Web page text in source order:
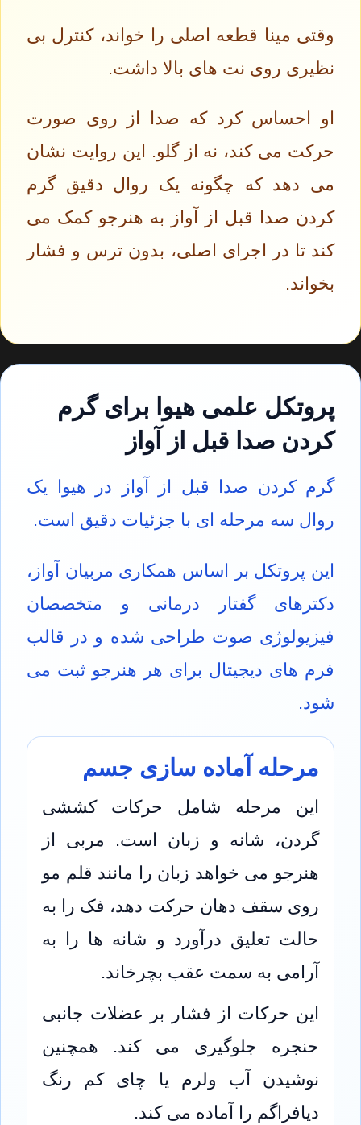
وقتی مینا قطعه اصلی را خواند، کنترل بی
نظیری روی نت های بالا داشت.
او احساس کرد که صدا از روی صورت
حرکت می کند، نه از گلو. این روایت نشان
می دهد که چگونه یک روال دقیق گرم
کردن صدا قبل از آواز به هنرجو کمک می
کند تا در اجرای اصلی، بدون ترس و فشار
بخواند.
پروتکل علمی هیوا برای گرم
کردن صدا قبل از آواز
گرم کردن صدا قبل از آواز در هیوا یک
روال سه مرحله ای با جزئیات دقیق است.
این پروتکل بر اساس همکاری مربیان آواز،
دکترهای گفتار درمانی و متخصصان
فیزیولوژی صوت طراحی شده و در قالب
فرم های دیجیتال برای هر هنرجو ثبت می
شود.
مرحله آماده سازی جسم
این مرحله شامل حرکات کششی
گردن، شانه و زبان است. مربی از
هنرجو می خواهد زبان را مانند قلم مو
روی سقف دهان حرکت دهد، فک را به
حالت تعلیق درآورد و شانه ها را به
آرامی به سمت عقب بچرخاند.
این حرکات از فشار بر عضلات جانبی
حنجره جلوگیری می کند. همچنین
نوشیدن آب ولرم یا چای کم رنگ
دیافراگم را آماده می کند.